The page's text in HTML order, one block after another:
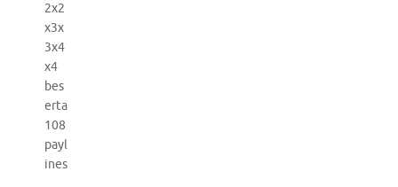
2x2
x3x
3x4
x4
bes
erta
108
payl
ines